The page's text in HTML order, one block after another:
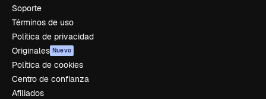
Soporte
Términos de uso
Política de privacidad
Originales Nuevo
Política de cookies
Centro de confianza
Afiliados